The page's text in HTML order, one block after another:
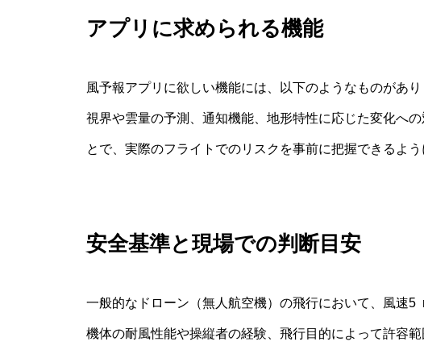
アプリに求められる機能
風予報アプリに欲しい機能には、以下のようなものがあ
視界や雲量の予測、通知機能、地形特性に応じた変化へ
とで、実際のフライトでのリスクを事前に把握できるよう
安全基準と現場での判断目安
一般的なドローン（無人航空機）の飛行において、風速5
機体の耐風性能や操縦者の経験、飛行目的によって許容